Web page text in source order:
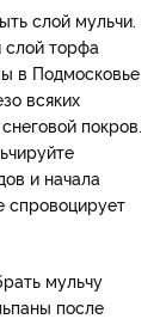
слой мульчи.
торфа
в Подмосковье
всяких
покров.
и начала
спровоцирует
мульчу
после